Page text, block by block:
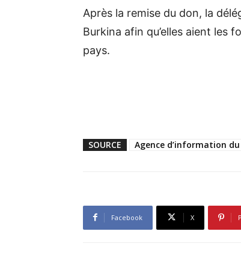
Après la remise du don, la
Burkina afin qu’elles aient les
pays.
SOURCE Agence d’information
Facebook X